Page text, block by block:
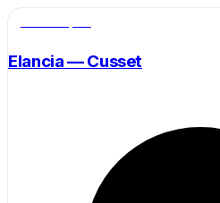
Elancia — Cusset